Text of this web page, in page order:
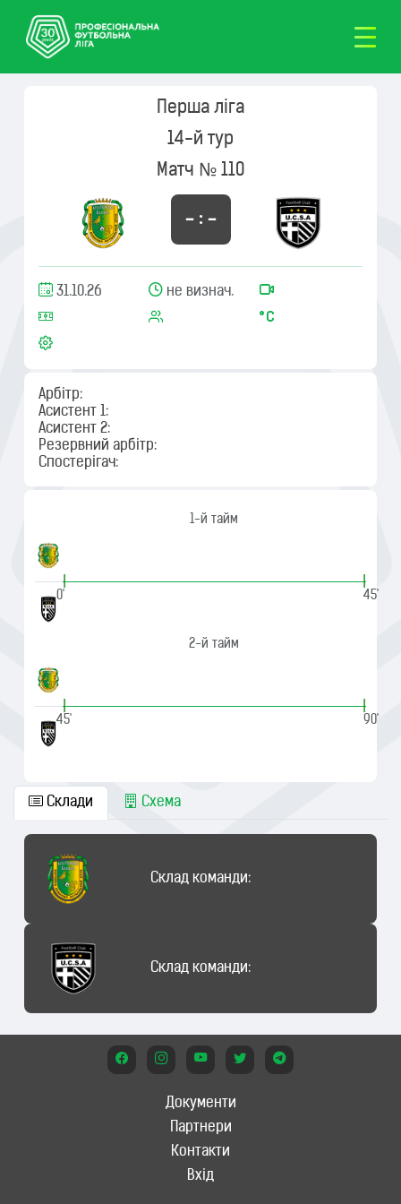
Перша ліга
14-й тур
Матч № 110
– : –
31.10.26 не визнач.
Арбітр:
Асистент 1:
Асистент 2:
Резервний арбітр:
Спостерігач:
1-й тайм
|
0'
|
45'
2-й тайм
|
45'
|
90'
Склади Схема
Склад команди:
Склад команди:
Документи
Партнери
Контакти
Вхід